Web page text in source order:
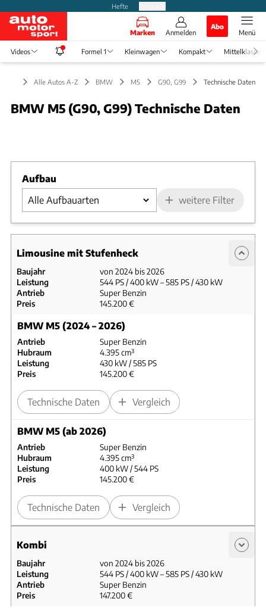
Hefte
Marken Anmelden
Abo
Menü
Videos Formel 1 Kleinwagen Kompakt Mittelklasse
Alle Autos A-Z BMW M5 G90, G99 Technische Daten
BMW M5 (G90, G99) Technische Daten
Foto: Medien-DB
Aufbau
weitere Filter
Limousine mit Stufenheck
Baujahr
von 2024 bis 2026
Leistung
544 PS / 400 kW – 585 PS / 430 kW
Antrieb
Super Benzin
Preis
145.200 €
BMW M5 (2024 – 2026)
Antrieb
Super Benzin
Hubraum
4.395 cm³
Leistung
430 kW / 585 PS
Preis
145.200 €
Technische Daten Vergleich
BMW M5 (ab 2026)
Antrieb
Super Benzin
Hubraum
4.395 cm³
Leistung
400 kW / 544 PS
Preis
145.200 €
Technische Daten Vergleich
Kombi
Baujahr
von 2024 bis 2026
Leistung
544 PS / 400 kW – 585 PS / 430 kW
Antrieb
Super Benzin
Preis
147.200 €